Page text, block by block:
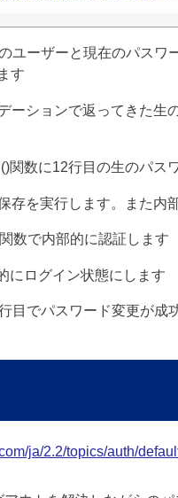
ユーザーと現在のパスワ
す
ーションで返ってきた生
関数に12行目の生のパス
存を実行します。また内
数で内部的に認証します
にログイン状態にします
目でパスワード変更が成
ja/2.2/topics/auth/